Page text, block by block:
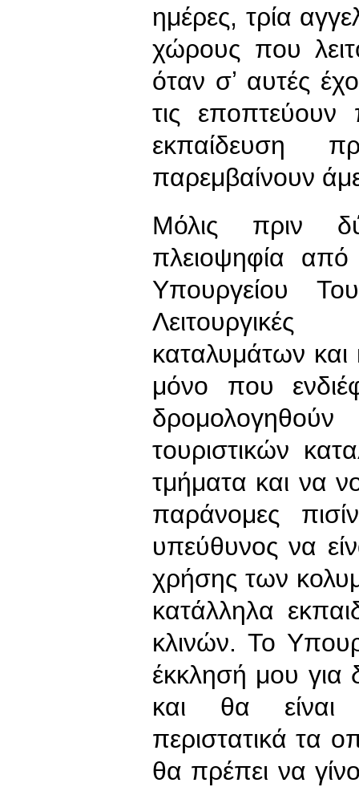
ημέρες, τρία
χώρους που
όταν σʼ αυτές
τις
εκπαίδευση
παρεμβαίνουν
Μόλις πριν
πλειοψηφία
Υπουργείου
Λειτουργικές
καταλυμάτων και
μόνο που
τουριστικών
τμήματα και να
παράνομες
υπεύθυνος να
χρήσης των
κατάλληλα
κλινών. Το
έκκλησή μου
και θα είναι
περιστατικά τα
θα πρέπει να